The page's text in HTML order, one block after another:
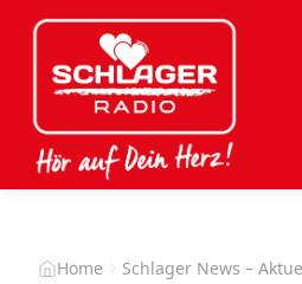
Home Schlager News –